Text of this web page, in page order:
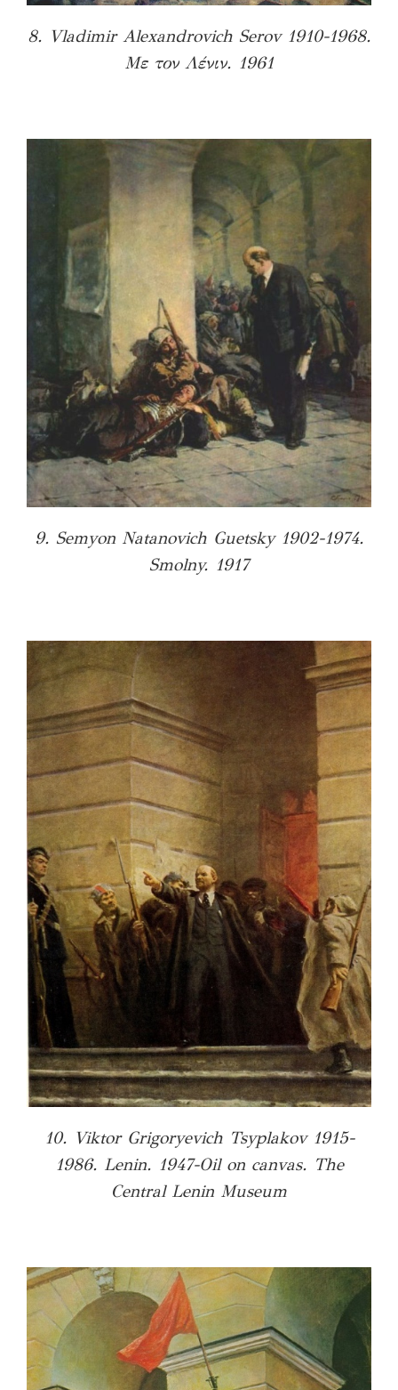
8. Vladimir Alexandrovich Serov 1910-1968.
Με τον Λένιν. 1961
9. Semyon Natanovich Guetsky 1902-1974.
Smolny. 1917
10. Viktor Grigoryevich Tsyplakov 1915-
1986. Lenin. 1947-Oil on canvas. The
Central Lenin Museum